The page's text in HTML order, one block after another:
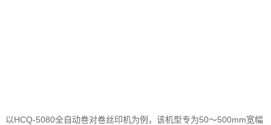
以HCQ-5080全自动卷对卷丝印机为例，该机型专为50～500mm宽幅